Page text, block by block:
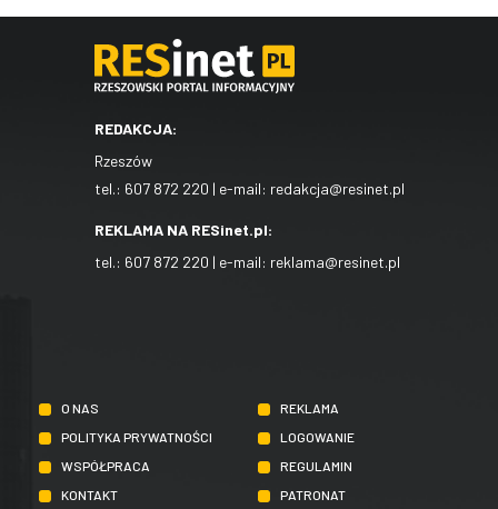
REDAKCJA:
Rzeszów
tel.: 607 872 220 | e-mail: redakcja@resinet.pl
REKLAMA NA RESinet.pl:
tel.: 607 872 220 | e-mail: reklama@resinet.pl
O NAS
REKLAMA
POLITYKA PRYWATNOŚCI
LOGOWANIE
WSPÓŁPRACA
REGULAMIN
KONTAKT
PATRONAT